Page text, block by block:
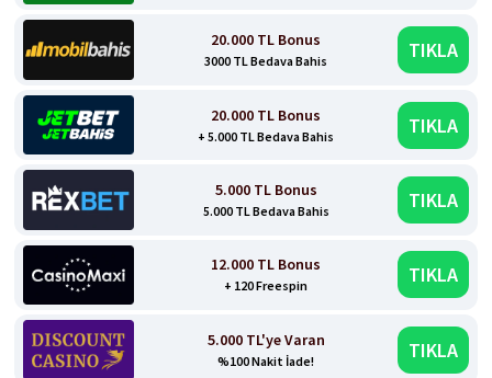
20.000 TL Bonus
3000 TL Bedava Bahis TIKLA
20.000 TL Bonus
+ 5.000 TL Bedava Bahis TIKLA
5.000 TL Bonus
5.000 TL Bedava Bahis TIKLA
12.000 TL Bonus
+ 120 Freespin TIKLA
5.000 TL'ye Varan
%100 Nakit İade! TIKLA